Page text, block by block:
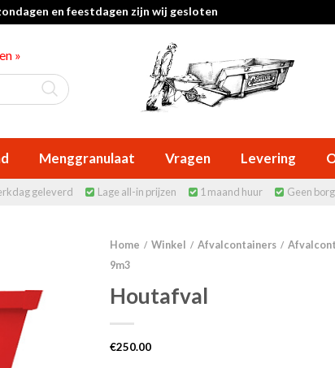
en feestdagen zijn wij gesloten
»
Menggranulaat Vragen Levering
geleverd  Lage all-in prijzen  1 maand huur  Geen borg
Home / Winkel / Afvalcontainers /
9m3
Houtafval
€250.00